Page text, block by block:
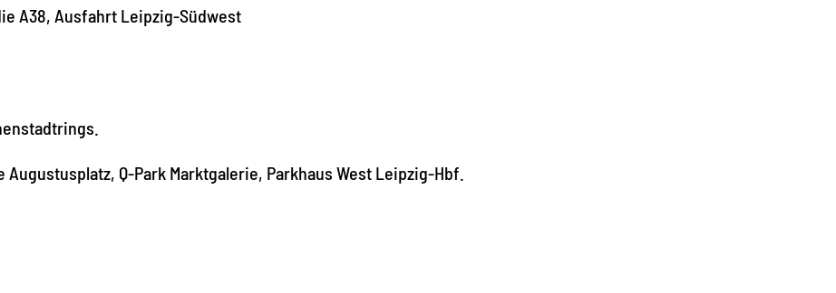
A38, Ausfahrt Leipzig-Südwest
Q-Park Marktgalerie, Parkhaus West Leipzig-Hbf.